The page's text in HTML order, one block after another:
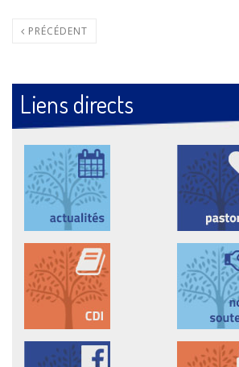
PRÉCÉDENT
Liens directs